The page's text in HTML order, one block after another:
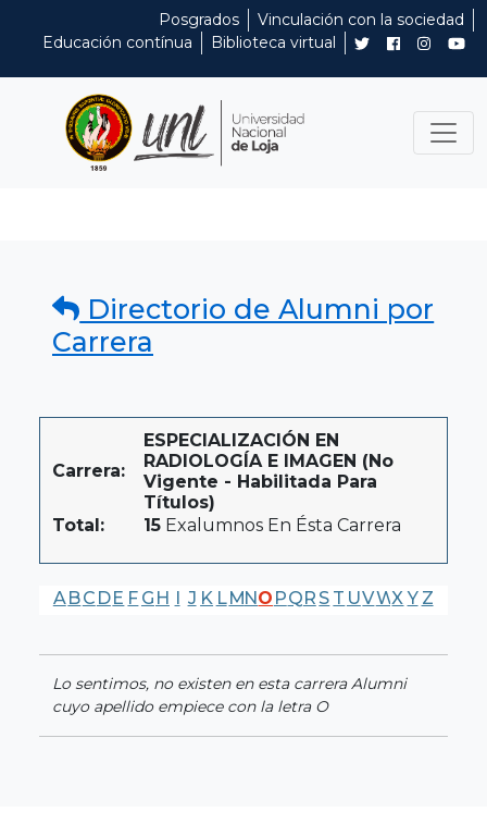
Posgrados
Vinculación con la sociedad
Educación contínua
Biblioteca virtual
Directorio de Alumni por
Carrera
Carrera:
ESPECIALIZACIÓN EN
RADIOLOGÍA E IMAGEN (No
Vigente - Habilitada Para
Títulos)
Total:
15 Exalumnos En Ésta Carrera
A BC DE F G H I J K LMNO PQR S T UVWX Y Z
Lo sentimos, no existen en esta carrera Alumni
cuyo apellido empiece con la letra O